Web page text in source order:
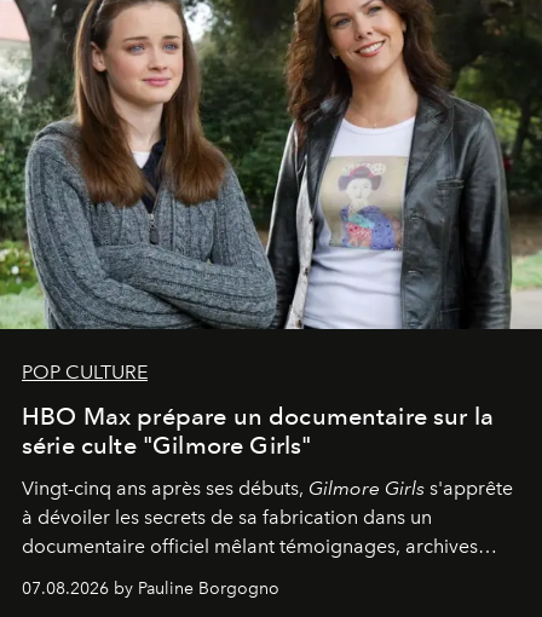
POP CULTURE
HBO Max prépare un documentaire sur la
série culte "Gilmore Girls"
Vingt-cinq ans après ses débuts, Gilmore Girls s'apprête
à dévoiler les secrets de sa fabrication dans un
documentaire officiel mêlant témoignages, archives
inédites et plongée dans les coulisses d'un phénomène
générationnel.
07.08.2026 by Pauline Borgogno